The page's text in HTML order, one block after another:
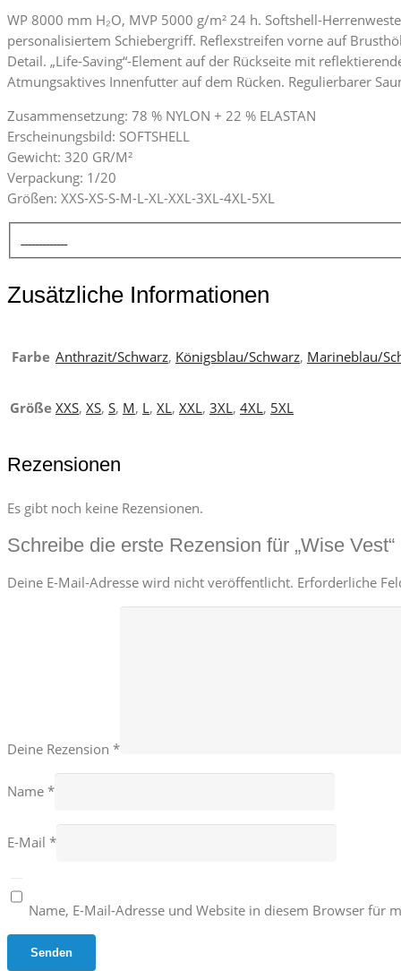
WP 8000 mm H₂O, MVP 5000 g/m² 24 h. Softshell-
personalisiertem Schiebergriff. Reflexstreifen vorne auf
Detail. „Life-Saving“-Element auf der Rückseite mit
Atmungsaktives Innenfutter auf dem Rücken. Regulierbarer
Zusammensetzung: 78 % NYLON + 22 % ELASTAN
Erscheinungsbild: SOFTSHELL
Gewicht: 320 GR/M²
Verpackung: 1/20
Größen: XXS-XS-S-M-L-XL-XXL-3XL-4XL-5XL
Zusätzliche Informationen
Farbe Anthrazit/Schwarz, Königsblau/Schwarz, Marineblau/
Größe XXS, XS, S, M, L, XL, XXL, 3XL, 4XL, 5XL
Rezensionen
Es gibt noch keine Rezensionen.
Schreibe die erste Rezension für „Wise Vest“
Deine E-Mail-Adresse wird nicht veröffentlicht. Erforderliche
Deine Rezension *
Name *
E-Mail *
Name, E-Mail-Adresse und Website in diesem Browser für